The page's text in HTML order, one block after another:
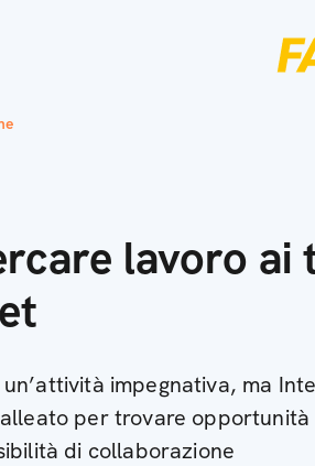
lavoro ai
impegnativa, ma
per trovare
di collaborazione